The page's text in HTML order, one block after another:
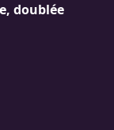
doublée